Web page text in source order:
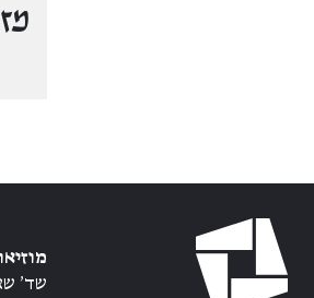
שד׳ שאול